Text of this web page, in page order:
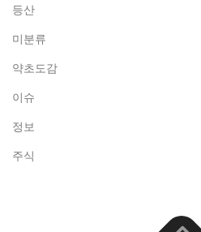
등산
미분류
약초도감
이슈
정보
주식